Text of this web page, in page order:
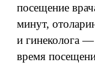
посещение
минут,
и гинеколога
время